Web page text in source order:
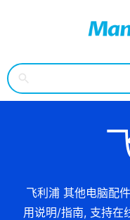
飞利浦 其他电脑配
用说明/指南, 支持在